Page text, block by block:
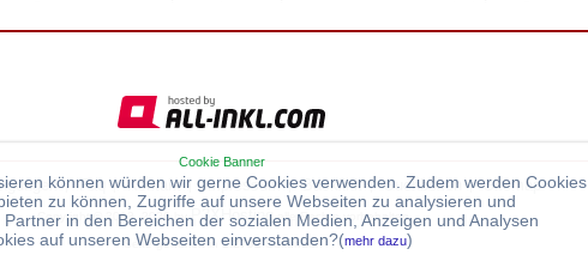
|Faq |Kontakt|Impressum|Backlink|Suchboxen |Sitemap
Copyright © 2013 -2026 byP3XHostingalle Rechte vorbehalten
Seite generiert in1.2792Sekunden
Cookie Banner
können würden wir gerne Cookies verwenden. Zudem werden Cookies
zu können, Zugriffe auf unsere Webseiten zu analysieren und
in den Bereichen der sozialen Medien, Anzeigen und Analysen
auf unseren Webseiten einverstanden?(mehr dazu)